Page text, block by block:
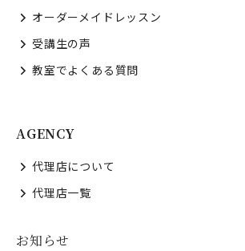
オーダーメイドレッスン
受講生の声
教室でよくある質問
AGENCY
代理店について
代理店一覧
お知らせ